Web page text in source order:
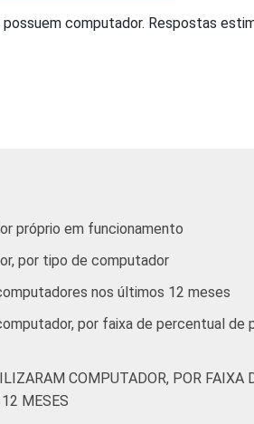
computador. Respostas
próprio em funcionamento
por tipo de computador
nos últimos 12 meses
por faixa de percentual
COMPUTADOR, POR FAIXA
MESES